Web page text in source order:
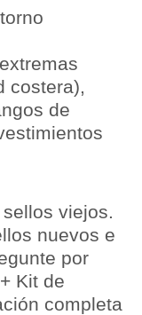
costera),
de
viejos.
nuevos e
por
Kit de
completa